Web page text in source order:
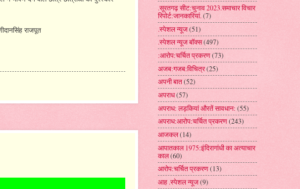
राजपूत
.सूरतगढ़ सीट:चुनाव 2023.समाचार विचार
रिपोर्ट:जानकारियां.(7)
.स्पेशल न्यूज(51)
.स्पेशल न्यूज बॉक्स(497)
:आरोप:चर्चित प्रकरण(73)
अजब:गजब:विचित्र(25)
अपनी बात(52)
अपराध(57)
अपराध: लड़कियां औरतें सावधान: (55)
अपराध:आरोप:चर्चित प्रकरण(243)
आजकल(14)
आपातकाल 1975:इंदिरागांधी का अत्याचार
काल(60)
आरोप:चर्चित प्रकरण(13)
आह .स्पेशल न्यूज(9)